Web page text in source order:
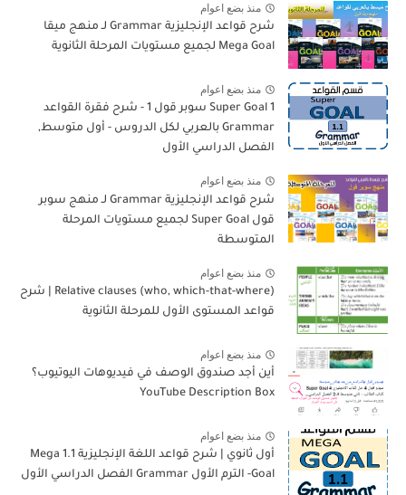
منذ بضع اعوام
شرح قواعد الإنجليزية Grammar لـ منهج ميقا
Mega Goal لجميع مستويات المرحلة الثانوية
منذ بضع اعوام
Super Goal 1 سوبر قول 1 - شرح فقرة القواعد
Grammar بالعربي لكل الدروس - أول متوسط,
الفصل الدراسي الأول
منذ بضع اعوام
شرح قواعد الإنجليزية Grammar لـ منهج سوبر
قول Super Goal لجميع مستويات المرحلة
المتوسطة
منذ بضع اعوام
Relative clauses (who, which-that-where) | شرح
قواعد المستوى الأول للمرحلة الثانوية
منذ بضع اعوام
أين أجد صندوق الوصف في فيديوهات اليوتيوب؟
YouTube Description Box
منذ بضع اعوام
أول ثانوي | شرح قواعد اللغة الإنجليزية 1.1 Mega
Goal- الترم الأول Grammar الفصل الدراسي الأول